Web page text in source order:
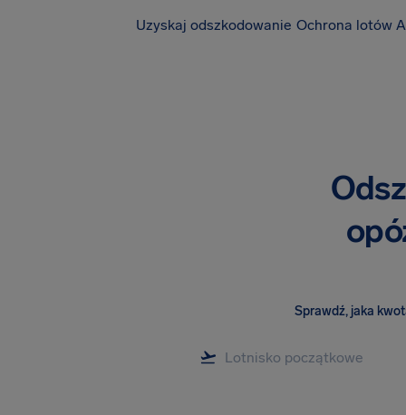
Uzyskaj odszkodowanie Ochrona lotów
Sprawdź, jaka